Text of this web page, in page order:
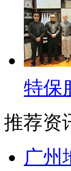
特保
推荐资
广州